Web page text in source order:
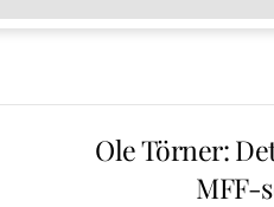
Ole Törner:
MFF-